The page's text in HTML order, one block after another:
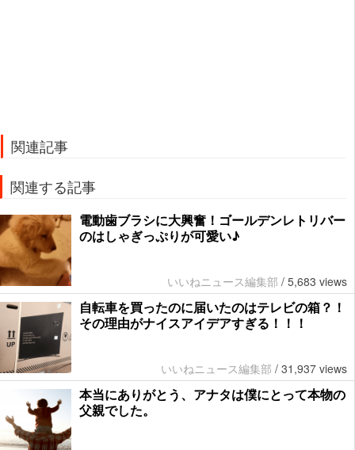
関連記事
関連する記事
電動歯ブラシに大興奮！ゴールデンレトリバー
のはしゃぎっぷりが可愛い♪
いいねニュース編集部 / 5,683 views
自転車を買ったのに届いたのはテレビの箱？！
その理由がナイスアイデアすぎる！！！
いいねニュース編集部 / 31,937 views
本当にありがとう、アナタは僕にとって本物の
父親でした。